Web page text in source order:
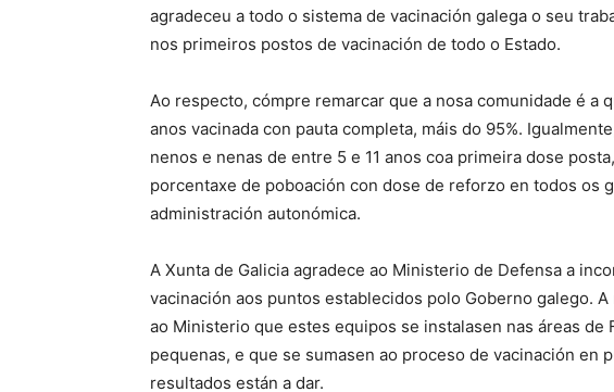
agradeceu a todo o sistema de vacinación galega o seu
nos primeiros postos de vacinación de todo o Estado.
Ao respecto, cómpre remarcar que a nosa comunidade é a
anos vacinada con pauta completa, máis do 95%.
nenos e nenas de entre 5 e 11 anos coa primeira dose
porcentaxe de poboación con dose de reforzo en todos os
administración autonómica.
A Xunta de Galicia agradece ao Ministerio de Defensa a
vacinación aos puntos establecidos polo Goberno galego.
ao Ministerio que estes equipos se instalasen nas áreas de
pequenas, e que se sumasen ao proceso de vacinación en
resultados están a dar.